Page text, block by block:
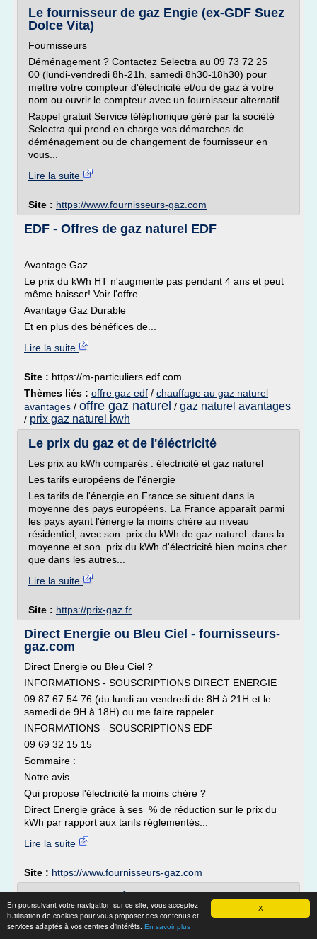
X
En poursuivant votre navigation sur ce site, vous acceptez
l'utilisation de cookies pour vous proposer des contenus et
services adaptés à vos centres d'intérêts. En savoir plus
Le fournisseur de gaz Engie (ex-GDF Suez
Dolce Vita)
Fournisseurs
Déménagement ? Contactez Selectra au 09 73 72 25
00 (lundi-vendredi 8h-21h, samedi 8h30-18h30) pour
mettre votre compteur d'électricité et/ou de gaz à votre
nom ou ouvrir le compteur avec un fournisseur alternatif.
Rappel gratuit Service téléphonique géré par la société
Selectra qui prend en charge vos démarches de
déménagement ou de changement de fournisseur en
vous...
Lire la suite
Site : https://www.fournisseurs-gaz.com
EDF - Offres de gaz naturel EDF
Avantage Gaz
Le prix du kWh HT n'augmente pas pendant 4 ans et peut
même baisser! Voir l'offre
Avantage Gaz Durable
Et en plus des bénéfices de...
Lire la suite
Site : https://m-particuliers.edf.com
Thèmes liés : offre gaz edf / chauffage au gaz naturel
avantages / offre gaz naturel / gaz naturel avantages
/ prix gaz naturel kwh
Le prix du gaz et de l'éléctricité
Les prix au kWh comparés : électricité et gaz naturel
Les tarifs européens de l'énergie
Les tarifs de l'énergie en France se situent dans la
moyenne des pays européens. La France apparaît parmi
les pays ayant l'énergie la moins chère au niveau
résidentiel, avec son prix du kWh de gaz naturel dans la
moyenne et son prix du kWh d'électricité bien moins cher
que dans les autres...
Lire la suite
Site : https://prix-gaz.fr
Direct Energie ou Bleu Ciel - fournisseurs-
gaz.com
Direct Energie ou Bleu Ciel ?
INFORMATIONS - SOUSCRIPTIONS DIRECT ENERGIE
09 87 67 54 76 (du lundi au vendredi de 8H à 21H et le
samedi de 9H à 18H) ou me faire rappeler
INFORMATIONS - SOUSCRIPTIONS EDF
09 69 32 15 15
Sommaire :
Notre avis
Qui propose l'électricité la moins chère ?
Direct Energie grâce à ses % de réduction sur le prix du
kWh par rapport aux tarifs réglementés...
Lire la suite
Site : https://www.fournisseurs-gaz.com
Historique de l'évolution du prix du gaz
(vingt ans)
La moyenne du prix du gaz naturel est de 1,95 dollars par